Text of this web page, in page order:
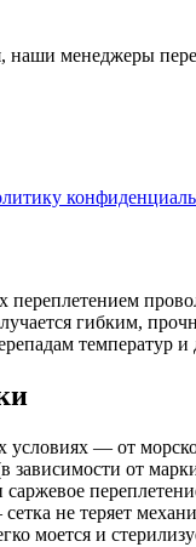
наши менеджеры
переплетением
гибким,
температур
условиях — от
зависимости от
не теряет
моется и